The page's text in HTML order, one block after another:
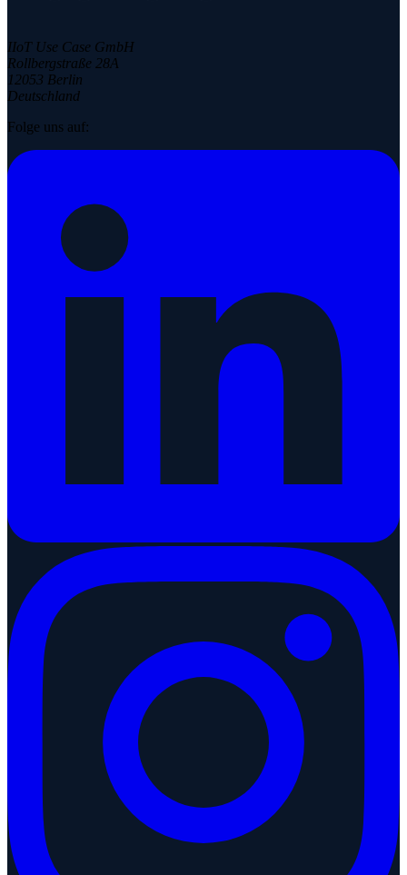
IIoT Use Case GmbH
Rollbergstraße 28A
12053 Berlin
Deutschland
Folge uns auf: